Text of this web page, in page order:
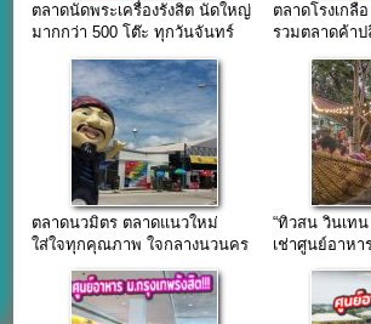
ตลาดนัดพระเครื่องรังสิต นัดใหญ่
มากกว่า 500 โต๊ะ ทุกวันจันทร์
ตลาดโรงเกลื
รวมตลาดค้า
ตลาดนวมิตร ตลาดแนวใหม่
ใส่ใจทุกคุณภาพ ใจกลางนวนคร
“ทิวสน วินเท
เช่าศูนย์อาห